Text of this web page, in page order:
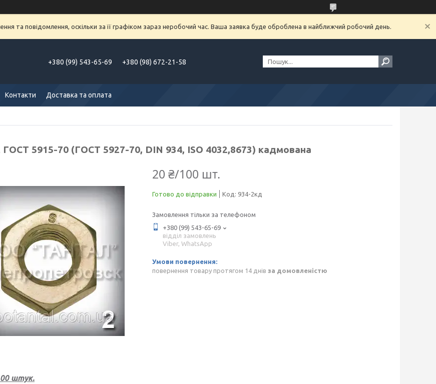
та повідомлення, оскільки за її графіком зараз неробочий час. Ваша заявка буде оброблена в найближчий робочий день.
+380 (99) 543-65-69 +380 (98) 672-21-58
Контакти Доставка та оплата
ГОСТ 5915-70 (ГОСТ 5927-70, DIN 934, ISO 4032,8673) кадмована
20 ₴/100 шт.
Готово до відправки Код: 934-2кд
Замовлення тільки за телефоном
+380 (99) 543-65-69
відділ замовлень
Viber, WhatsApp
повернення товару протягом 14 днів за домовленістю
штук.